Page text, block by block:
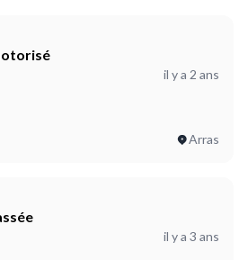
il y a 2 ans
Arras
il y a 3 ans